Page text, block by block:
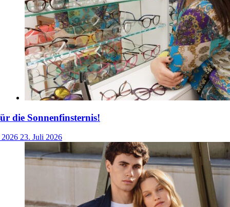
die Sonnenfinsternis!
23. Juli 2026